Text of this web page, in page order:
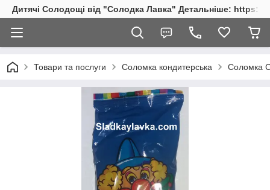
Дитячі Солодощі від "Солодка Лавка" Детальніше: https://
Товари та послуги Соломка кондитерська Соломка